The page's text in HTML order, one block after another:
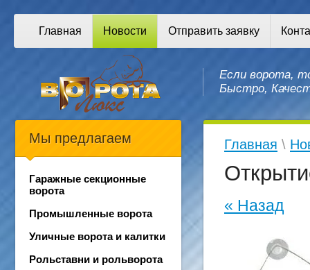
Главная Новости Отправить заявку
Если ворота,
Быстро,
Мы предлагаем
Гаражные секционные
ворота
Промышленные ворота
Уличные ворота и калитки
Рольставни и рольворота
Главная \
« Назад